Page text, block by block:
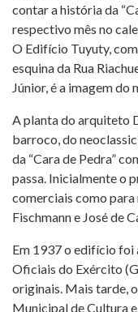
contar a história da
respectivo mês no
O Edifício Tuyuty,
esquina da Rua
Júnior, é a imagem do
A planta do arquiteto
barroco, do
da “Cara de Pedra”
passa. Inicialmente o
comerciais como
Fischmann e José de
Em 1937 o edifício
Oficiais do Exército
originais. Mais tarde,
Municipal de Cultura